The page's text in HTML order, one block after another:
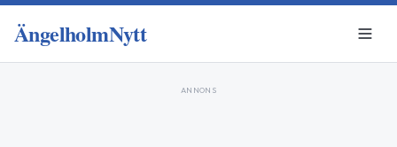
ÄngelholmNytt
ANNONS